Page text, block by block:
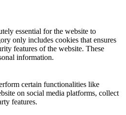
essential for the website to
only includes cookies that ensures
features of the website. These
information.
certain functionalities like
on social media platforms, collect
features.